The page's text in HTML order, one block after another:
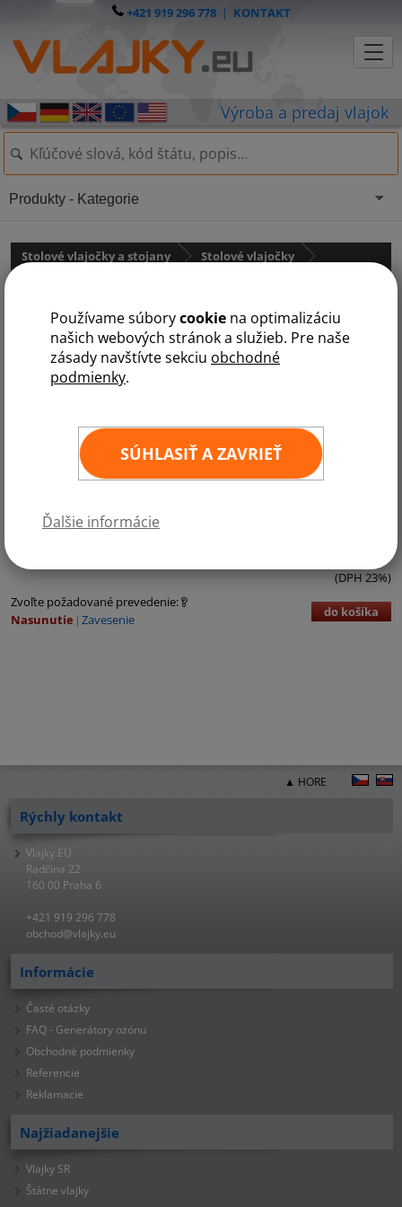
Používame súborycookie na optimalizáciu
našich webových stránok a služieb. Pre naše
zásady navštívte sekciu obchodné
podmienky.
SÚHLASIŤ A ZAVRIEŤ
Ďalšie informácie
+421 919 296 778| KONTAKT
Stolové vlajočky a stojany
Stolové vlajočky
Stolová vlajočka Chorvátska
Kategórie:
(DPH 23%)
Zvoľte požadované prevedenie:
Nasunutie Zavesenie do košíka
Produkty - Kategorie
▲ HORE
Rýchly kontakt
Vlajky.EU
Radčina 22
160 00 Praha 6
+421 919 296 778
obchod@vlajky.eu
Informácie
Časté otázky
FAQ - Generátory ozónu
Obchodné podmienky
Referencie
Reklamacie
Najžiadanejšie
Vlajky SR
Štátne vlajky